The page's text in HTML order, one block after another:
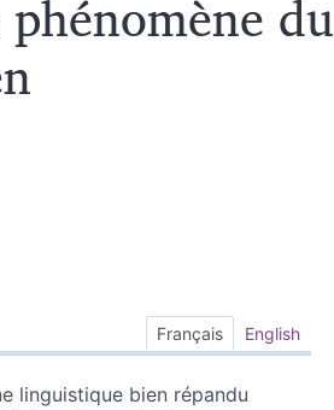
du
Français English
linguistique bien répandu